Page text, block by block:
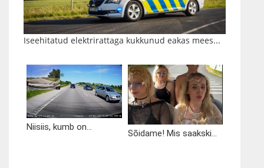
Iseehitatud elektrirattaga kukkunud eakas mees...
Niisiis, kumb on...
Sõidame! Mis saakski...